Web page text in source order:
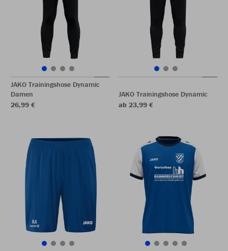
JAKO Trainingshose Dynamic
Damen
26,99 €
JAKO Trainingshose Dynamic
ab 23,99 €